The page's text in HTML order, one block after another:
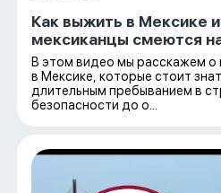
Как выжить в Мексике
мексиканцы смеются
В этом видео мы расскажем о
в Мексике, которые стоит
длительным пребыванием в
безопасности до о...